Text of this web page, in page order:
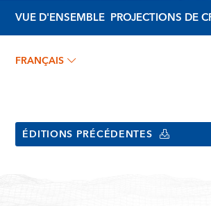
VUE D'ENSEMBLE PROJECTIONS DE
FRANÇAIS
ÉDITIONS PRÉCÉDENTES